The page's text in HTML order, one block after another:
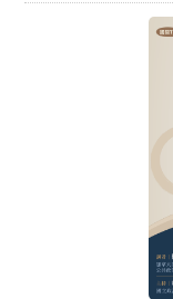
https://
State University
Computing and
Christian
Conference on
Management: AI
Chengchi University
highlighted a
Superpower? An
Advancement at
interdisciplinary
experts across
and national